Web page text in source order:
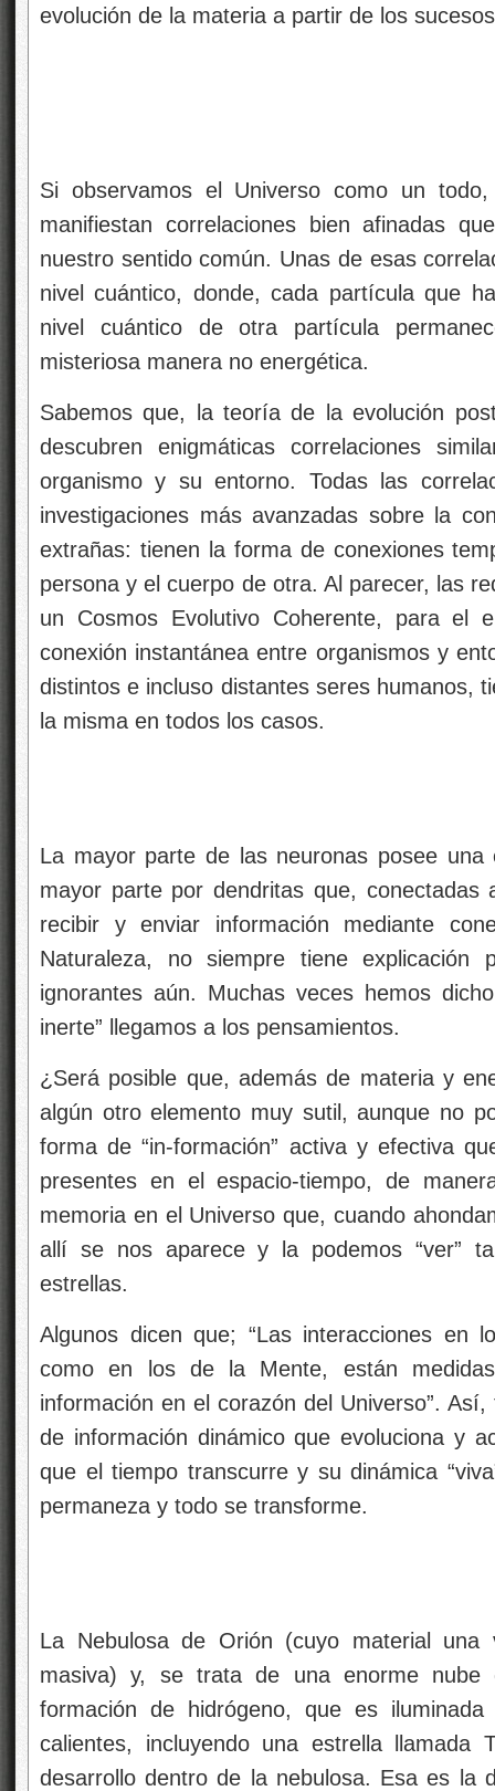
evolución de la materia a partir de los
Si observamos el Universo como un
manifiestan correlaciones bien afinadas
nuestro sentido común. Unas de esas
nivel cuántico, donde, cada partícula que
nivel cuántico de otra partícula
misteriosa manera no energética.
Sabemos que, la teoría de la evolución
descubren enigmáticas correlaciones
organismo y su entorno. Todas las
investigaciones más avanzadas sobre la
extrañas: tienen la forma de conexiones
persona y el cuerpo de otra. Al parecer, las
un Cosmos Evolutivo Coherente, para el
conexión instantánea entre organismos y
distintos e incluso distantes seres humanos,
la misma en todos los casos.
La mayor parte de las neuronas posee
mayor parte por dendritas que,
recibir y enviar información mediante
Naturaleza, no siempre tiene explicación
ignorantes aún. Muchas veces hemos
inerte” llegamos a los pensamientos.
¿Será posible que, además de materia y
algún otro elemento muy sutil, aunque no
forma de “in-formación” activa y efectiva
presentes en el espacio-tiempo, de
memoria en el Universo que, cuando
allí se nos aparece y la podemos “ver”
estrellas.
Algunos dicen que; “Las interacciones en
como en los de la Mente, están
información en el corazón del Universo”.
de información dinámico que evoluciona y
que el tiempo transcurre y su dinámica
permaneza y todo se transforme.
La Nebulosa de Orión (cuyo material
masiva) y, se trata de una enorme nube
formación de hidrógeno, que es
calientes, incluyendo una estrella
desarrollo dentro de la nebulosa. Esa es la